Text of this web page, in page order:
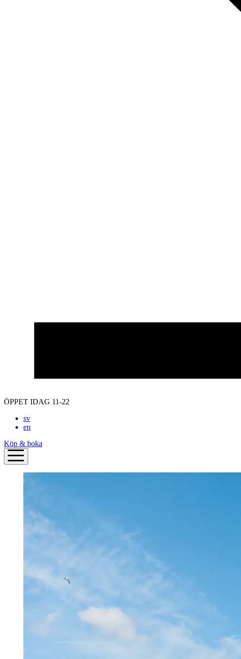
ÖPPET IDAG 11-22
sv
en
Köp & boka